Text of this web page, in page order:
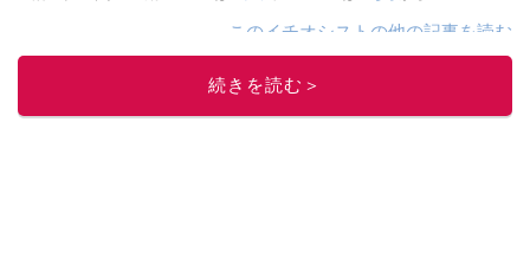
このイチオシストの他の記事を読む
続きを読む＞